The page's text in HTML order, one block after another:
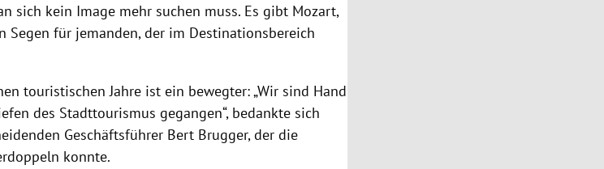
sich kein Image mehr suchen muss. Es gibt Mozart,
Segen für jemanden, der im Destinationsbereich
touristischen Jahre ist ein bewegter: „Wir sind Hand
des Stadttourismus gegangen“, bedankte sich
Geschäftsführer Bert Brugger, der die
konnte.